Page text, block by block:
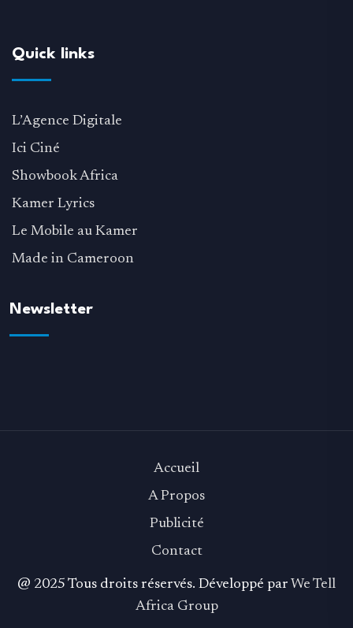
Quick links
L’Agence Digitale
Ici Ciné
Showbook Africa
Kamer Lyrics
Le Mobile au Kamer
Made in Cameroon
Newsletter
@ 2025 Tous droits réservés. Développé par We Tell
Africa Group
Accueil
A Propos
Publicité
Contact